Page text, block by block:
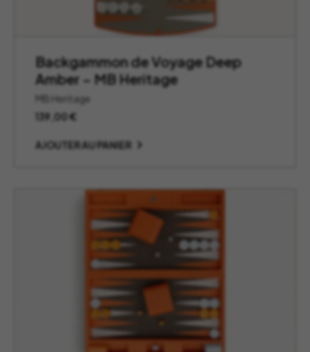
Backgammon de Voyage Deep
Amber – MB Heritage
MB Heritage
139,00€
AJOUTER AU PANIER